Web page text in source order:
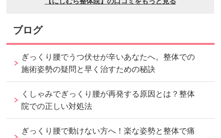
ブログ
ぎっくり腰でうつ伏せが辛いあなたへ。整体での
施術姿勢の疑問と早く治すための秘訣
くしゃみでぎっくり腰が再発する原因とは？整体
院での正しい対処法
ぎっくり腰で動けない方へ！楽な姿勢と整体で痛